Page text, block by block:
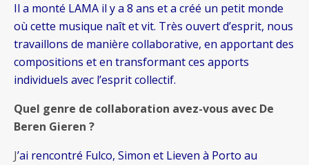
Il a monté LAMA il y a 8 ans et a créé un petit monde
où cette musique naît et vit. Très ouvert d’esprit, nous
travaillons de manière collaborative, en apportant des
compositions et en transformant ces apports
individuels avec l’esprit collectif.
Quel genre de collaboration avez-vous avec De
Beren Gieren ?
J’ai rencontré Fulco, Simon et Lieven à Porto au